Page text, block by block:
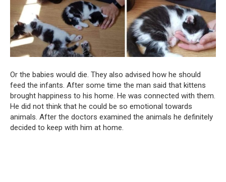
Or the babies would die. They also advised how he should
feed the infants. After some time the man said that kittens
brought happiness to his home. He was connected with them.
He did not think that he could be so emotional towards
animals. After the doctors examined the animals he definitely
decided to keep with him at home.